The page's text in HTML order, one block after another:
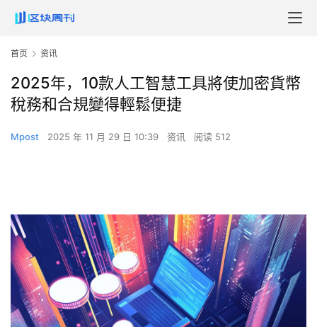
首页 资讯
2025年，10款人工智慧工具將使加密貨幣
稅務和合規變得輕鬆便捷
Mpost 2025 年 11 月 29 日 10:39 资讯 阅读 512